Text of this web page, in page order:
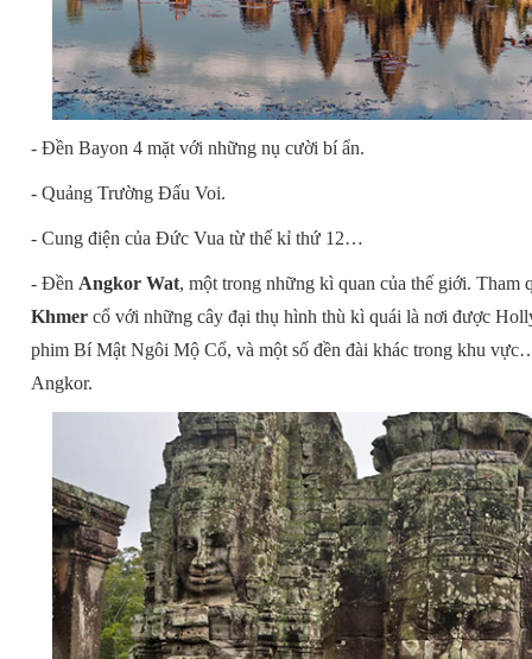
- Đền Bayon 4 mặt với những nụ cười bí ẩn.
- Quảng Trường Đấu Voi.
- Cung điện của Đức Vua từ thế kỉ thứ 12…
- Đền Angkor Wat, một trong những kì quan của thế giới. Tham
Khmer cổ với những cây đại thụ hình thù kì quái là nơi được
phim Bí Mật Ngôi Mộ Cổ, và một số đền đài khác trong khu
Angkor.